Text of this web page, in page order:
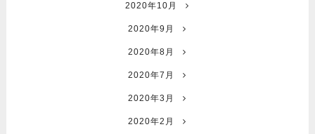
2020年10月
2020年9月
2020年8月
2020年7月
2020年3月
2020年2月